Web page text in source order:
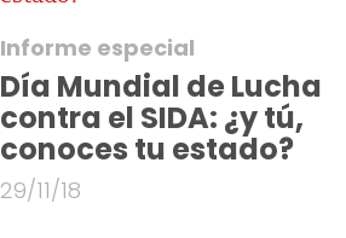
Informe especial
Día Mundial de Lucha
contra el SIDA: ¿y tú,
conoces tu estado?
29/11/18